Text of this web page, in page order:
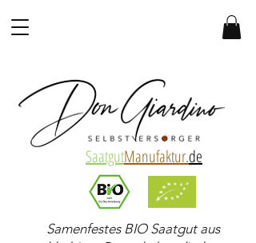
SaatgutManufaktur.de
Samenfestes BIO Saatgut aus